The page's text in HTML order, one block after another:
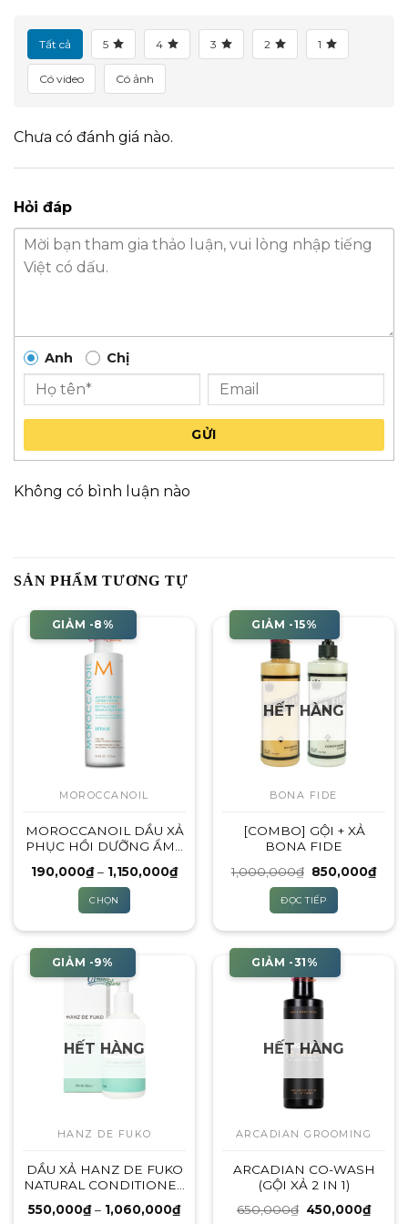
Tất cả 5 4 3 2 1
Có video Có ảnh
Chưa có đánh giá nào.
Hỏi đáp
Anh Chị
GỬI
Không có bình luận nào
SẢN PHẨM TƯƠNG TỰ
GIẢM -8%
MOROCCANOIL
MOROCCANOIL DẦU XẢ
PHỤC HỒI DƯỠNG ẨM |
1000ML
190,000₫ – 1,150,000₫Khoảng
giá:
1,150,000₫
CHỌN
này
có
nhiều
biến
Các
chọn
thể
chọn
trên
trang
GIẢM -15%
HẾT HÀNG
BONA FIDE
[COMBO] GỘI + XẢ
BONA FIDE
1,000,000₫ Giá
là:
1,000,000₫.
850,000₫Giá
hiện
ĐỌC TIẾP
GIẢM -9%
HẾT HÀNG
HANZ DE FUKO
DẦU XẢ HANZ DE FUKO
NATURAL CONDITIONER
2023)
550,000₫ – 1,060,000₫Khoảng
giá:
GIẢM -31%
HẾT HÀNG
ARCADIAN GROOMING
ARCADIAN CO-WASH
(GỘI XẢ 2 IN 1)
650,000₫ Giá
450,000₫Giá
hiện